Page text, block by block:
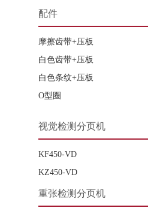
配件
摩擦齿带+压板
白色齿带+压板
白色条纹+压板
O型圈
视觉检测分页机
KF450-VD
KZ450-VD
重张检测分页机